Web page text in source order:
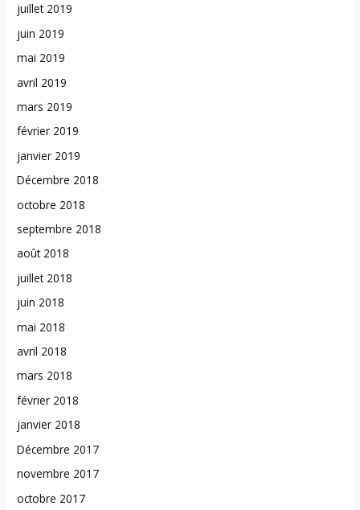
juillet 2019
juin 2019
mai 2019
avril 2019
mars 2019
février 2019
janvier 2019
Décembre 2018
octobre 2018
septembre 2018
août 2018
juillet 2018
juin 2018
mai 2018
avril 2018
mars 2018
février 2018
janvier 2018
Décembre 2017
novembre 2017
octobre 2017